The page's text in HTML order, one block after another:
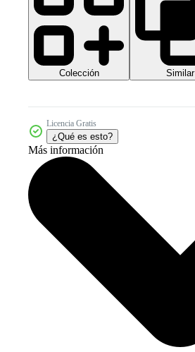
Colección Similar
Licencia Gratis
¿Qué es esto?
Más información